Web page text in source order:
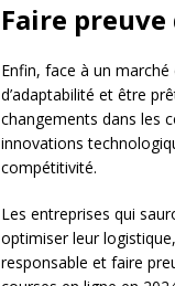
Faire
Enfin, face à un
d’adaptabilité et être
changements dans les
innovations
compétitivité.
Les entreprises qui
optimiser leur
responsable et faire